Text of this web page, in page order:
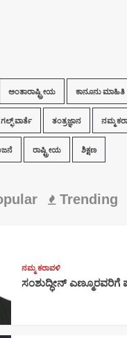
ಅಂತಾರಾಷ್ಟ್ರೀಯ ಕಾನೂನು ಮಾಹಿತಿ
ಗಲ್ಫ್ ವಾರ್ತೆ ತಂತ್ರಜ್ಞಾನ ನಮ್ಮ
ರಾಷ್ಟ್ರೀಯ ಶಿಕ್ಷಣ
Trending
ನಮ್ಮ ಕರಾವಳಿ
ಸಂಶುದ್ಧೀನ್ ಎಣ್ಮೂರವರಿಗೆ